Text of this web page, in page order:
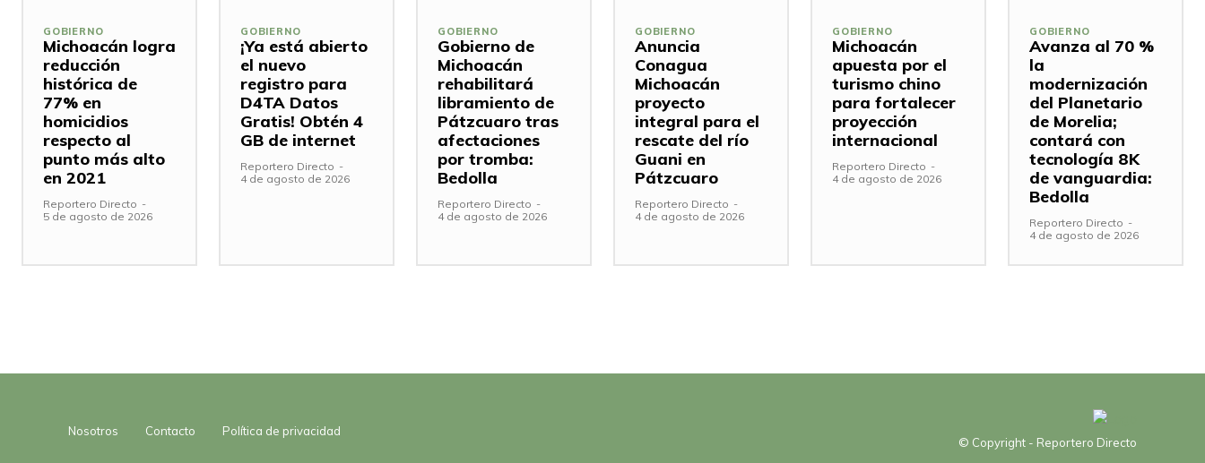
GOBIERNO
Michoacán logra
reducción
histórica de
77% en
homicidios
respecto al
punto más alto
en 2021
Reportero Directo -
5 de agosto de 2026
GOBIERNO
¡Ya está abierto
el nuevo
registro para
D4TA Datos
Gratis! Obtén 4
GB de internet
Reportero Directo -
4 de agosto de 2026
GOBIERNO
Gobierno de
Michoacán
rehabilitará
libramiento de
Pátzcuaro tras
afectaciones
por tromba:
Bedolla
Reportero Directo -
4 de agosto de 2026
GOBIERNO
Anuncia
Conagua
Michoacán
proyecto
integral para el
rescate del río
Guani en
Pátzcuaro
Reportero Directo -
4 de agosto de 2026
GOBIERNO
Michoacán
apuesta por el
turismo chino
para fortalecer
proyección
internacional
Reportero Directo -
4 de agosto de 2026
GOBIERNO
Avanza al 70 %
la
modernización
del Planetario
de Morelia;
contará con
tecnología 8K
de vanguardia:
Bedolla
Reportero Directo -
4 de agosto de 2026
Nosotros Contacto
Política de privacidad
© Copyright - Reportero Directo